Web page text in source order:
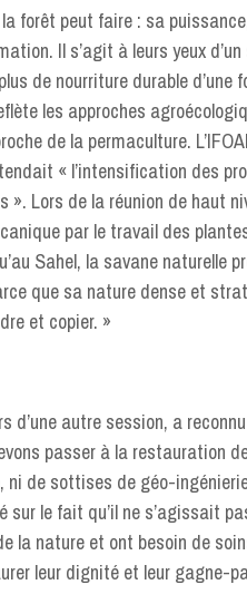
forêt peut faire : sa
Il s’agit à leurs yeux
de nourriture durable d’une
les approches
de la permaculture.
« l’intensification des
». Lors de la réunion de haut
par le travail des
Sahel, la savane naturelle
que sa nature dense et
et copier. »
d’une autre session, a
passer à la restauration
ni de sottises de géo-
sur le fait qu’il ne s’agissait
la nature et ont besoin de
leur dignité et leur gagne-